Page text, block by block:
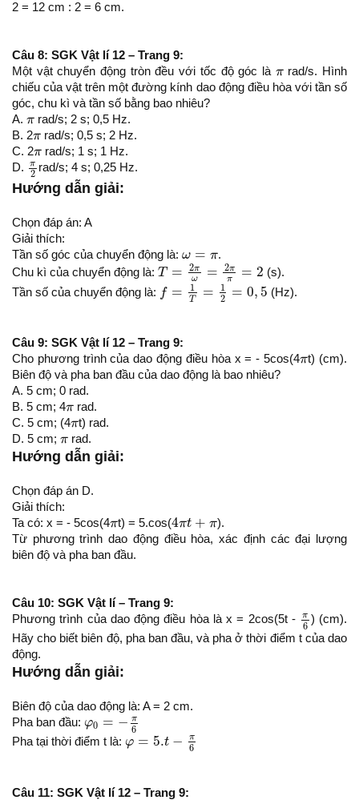
2 = 12 cm : 2 = 6 cm.
Câu 8: SGK Vật lí 12 – Trang 9:
Một vật chuyển động tròn đều với tốc độ góc là π
πrad/s. Hình
chiếu của vật trên một đường kính dao động điều hòa với tần số
góc, chu kì và tần số bằng bao nhiêu?
A. π
π rad/s; 2 s; 0,5 Hz.
B. 2π
π rad/s; 0,5 s; 2 Hz.
C. 2π
π rad/s; 1 s; 1 Hz.
D.
π
2
π2rad/s; 4 s; 0,25 Hz.
Hướng dẫn giải:
Chọn đáp án: A
Giải thích:
Tần số góc của chuyển động là: ω = π
ω =π
.
Chu kì của chuyển động là: T = 2π
ω
= 2π
π
= 2
T=2 πω 2ππ
(s).
Tần số của chuyển động là: f = 1
T =
1
2
= 0, 5
= =1 0 ,5
(Hz).
Câu 9: SGK Vật lí 12 – Trang 9:
Cho phương trình của dao động điều hòa x = - 5cos(4π
πt) (cm).
Biên độ và pha ban đầu của dao động là bao nhiêu?
A. 5 cm; 0 rad.
B. 5 cm; 4π
π rad.
C. 5 cm; (4π
πt) rad.
D. 5 cm; π
π rad.
Hướng dẫn giải:
Chọn đáp án D.
Giải thích:
Ta có: x = - 5cos(4π
πt) = 5.cos(4πt + π
4πt +π ).
Từ phương trình dao động điều hòa, xác định các đại lượng
biên độ và pha ban đầu.
Câu 10: SGK Vật lí – Trang 9:
Phương trình của dao động điều hòa là x = 2cos(5t -
π
6
π 6) (cm).
Hãy cho biết biên độ, pha ban đầu, và pha ở thời điểm t của dao
động.
Hướng dẫn giải:
Biên độ của dao động là: A = 2 cm.
Pha ban đầu: φ0 = − π
6
φ0 =−π 6
Pha tại thời điểm t là: φ = 5.t − π
6
φ= t− π
Câu 11: SGK Vật lí 12 – Trang 9: